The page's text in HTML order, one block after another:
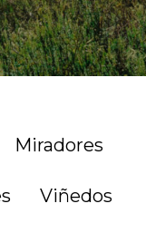
Miradores
Viñedos